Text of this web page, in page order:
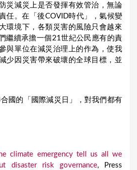
災減災上是否發揮有效管治，無論
任。在「後COVID時代」，氣候變
環境下，各類災害的風險只會越來
繼續承擔一個21世紀公民應有的責
與單位在減災治理上的作為，使我
少因災害帶來破壞的全球目標，並
國的「國際減災日」，對我們都有
climate emergency tell us all we
disaster risk governance, Press